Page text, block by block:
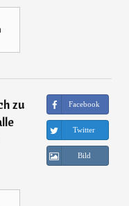
zu
Facebook
Twitter
Bild